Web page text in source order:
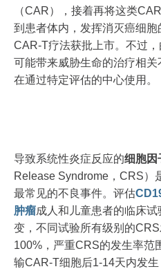
（CAR），接着再将这类
到患者体内，发挥消灭癌细
CAR-T疗法获批上市。不过
可能带来威胁生命的治疗相
在通过特定评估的中心使用。
导致系统性炎症反应的细胞因
Release Syndrome，CRS）
最常见的不良事件。评估
肿瘤成人和儿童患者的临床
变，不同试验所有级别的
100%，严重CRS的发生率范
输CAR-T细胞后1-14天内发